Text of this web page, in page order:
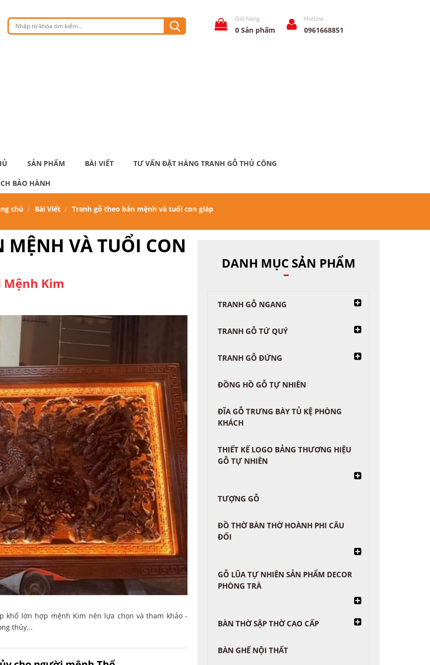
Giỏ hàng
0 Sản phẩm
Hotline
0961668851
SẢN PHẨM BÀI VIẾT TƯ VẤN ĐẶT HÀNG TRANH GỖ THỦ CÔNG
BẢO HÀNH
chủ Bài Viết Tranh gỗ theo bản mệnh và tuổi con giáp
MỆNH VÀ TUỔI CON
Kim
khổ lớn hợp mệnh Kim nên lựa chọn và tham khảo -
thủy...
DANH MỤC SẢN PHẨM
TRANH GỖ NGANG
TRANH GỖ TỨ QUÝ
TRANH GỖ ĐỨNG
ĐỒNG HỒ GỖ TỰ NHIÊN
ĐĨA GỖ TRƯNG BÀY TỦ KỆ PHÒNG
KHÁCH
THIẾT KẾ LOGO BẢNG THƯƠNG HIỆU
GỖ TỰ NHIÊN
TƯỢNG GỖ
ĐỒ THỜ BÀN THỜ HOÀNH PHI CÂU
ĐỐI
GỖ LŨA TỰ NHIÊN SẢN PHẨM DECOR
PHÒNG TRÀ
BÀN THỜ SẬP THỜ CAO CẤP
BÀN GHẾ NỘI THẤT